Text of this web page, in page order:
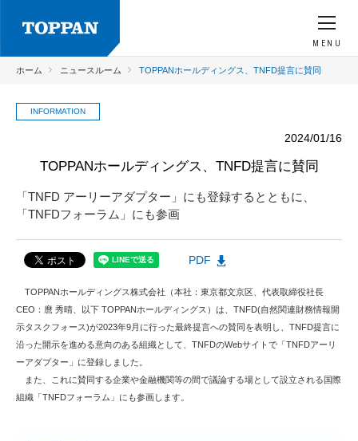
MENU
ホーム ニュースルーム TOPPANホールディングス、TNFD提言に賛同
INFORMATION
2024/01/16
TOPPANホールディングス、TNFD提言に賛同
「TNFD アーリーアダプター」にも登録するとともに、
「TNFDフォーラム」にも参画
PDF
TOPPANホールディングス株式会社（本社：東京都文京区、代表取締役社長
CEO：麿 秀晴、以下 TOPPANホールディングス）は、TNFD(自然関連財務情報開
示タスクフォース)が2023年9月に行った最終提言への賛同を表明し、TNFD提言に
沿った開示を進める意向のある組織として、TNFDのWebサイトで「TNFDアーリ
ーアダプター」に登録しました。
また、これに賛同する企業や金融機関等の間で議論する場として設立される国際
組織「TNFDフォーラム」にも参画します。